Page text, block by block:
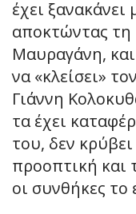
έχει
αποκτώντας
Μαυραγάνη,
να «κλείσει»
Γιάννη
τα έχει
του, δεν
προοπτική και
οι συνθήκες το